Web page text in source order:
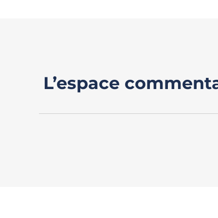
L’espace